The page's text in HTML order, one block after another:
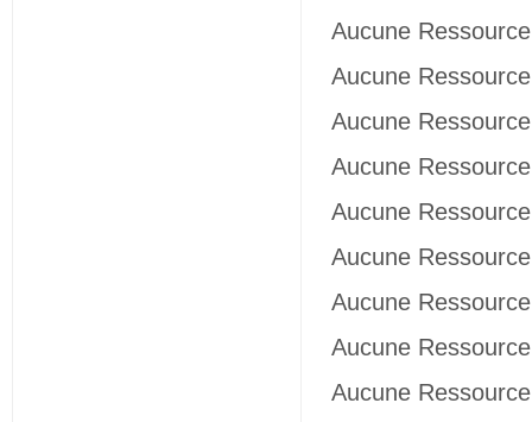
Aucune
Aucune
Aucune
Aucune
Aucune
Aucune
Aucune
Aucune
Aucune